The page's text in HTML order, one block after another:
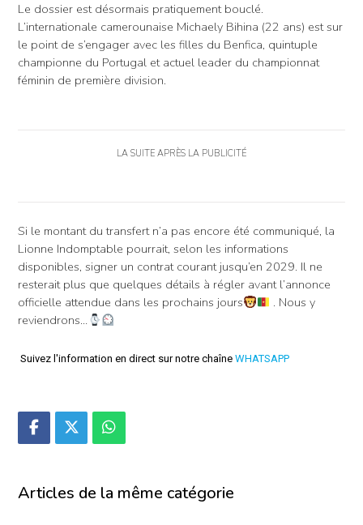
Le dossier est désormais pratiquement bouclé.
L’internationale camerounaise Michaely Bihina (22 ans) est sur
le point de s’engager avec les filles du Benfica, quintuple
championne du Portugal et actuel leader du championnat
féminin de première division.
LA SUITE APRÈS LA PUBLICITÉ
Si le montant du transfert n’a pas encore été communiqué, la
Lionne Indomptable pourrait, selon les informations
disponibles, signer un contrat courant jusqu’en 2029. Il ne
resterait plus que quelques détails à régler avant l’annonce
officielle attendue dans les prochains jours
. Nous y
reviendrons…
Suivez l'information en direct sur notre chaîne WHATSAPP
Articles de la même catégorie